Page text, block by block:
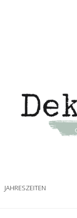
JAHRESZEITEN